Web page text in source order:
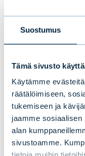
Suostumus
Tämä sivusto
Käytämme
räätälöimiseen,
tukemiseen ja
jaamme
alan
sivustoamme.
suhteutuvat
vaatimuksiin.
työkalun, joka
toimialoille.